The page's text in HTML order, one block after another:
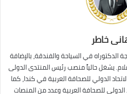
خاطر
في السياحة والفندقة، بالإضافة
يشغل حالياً منصب رئيس المنتدى الدولى
الدولي للصحافة العربية في كندا، كما
الدولي للصحافة العربية وعدد من المنصات